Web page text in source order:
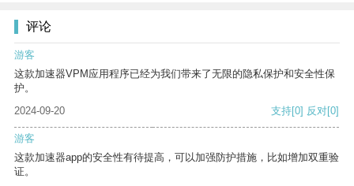
评论
游客
这款加速器VPM应用程序已经为我们带来了无限的隐私保护和安全性保
护。
2024-09-20
支持[0] 反对[0]
游客
这款加速器app的安全性有待提高，可以加强防护措施，比如增加双重验
证。